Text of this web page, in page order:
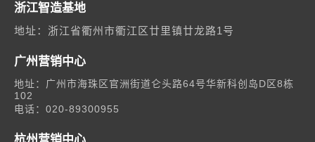
浙江智造基地
地址：浙江省衢州市衢江区廿里镇廿龙路1号
广州营销中心
地址：广州市海珠区官洲街道仑头路64号华新科创岛D区8栋
102
电话：020-89300955